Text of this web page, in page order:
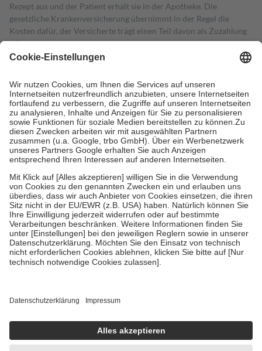
Rezept aus und der Patient erhält sie in der Apotheke. Die
gesetzliche Krankenversicherung übernimmt in der Regel die
Kosten dafür, der Versicherte trägt einen Teil davon als Zuzahlung
mit.
Grundsätzlich leisten Mitglieder Zuzahlungen in Höhe von zehn
höchstens zehn Euro.
Es sind jedoch nie mehr als die tatsächlichen
Kosten der Leistung zu entrichten.
Diese Regeln gelten grundsätzlich auch für Online-Apotheken.
Bei Heilmitteln und häuslicher Krankenpflege beträgt die
Zuzahlung zehn Prozent der Kosten sowie zehn Euro je
Verordnung.
Um das Engagement der Versicherten für ihre eigene Gesundheit zu
stärken und die besondere Stellung der Familie zu unterstützen,
fallenkeine Zuzahlungenan bei:
• Kindern und Jugendlichen bis zum vollendeten 18. Lebensjahr
mit Ausnahme der Fahrkosten
• Untersuchungen zur Vorsorge und Früherkennung, die von der
GKV getragen werden
• empfohlenen Schutzimpfungen
• Harn- und Blutteststreifen
getroffen, um sicherzustellen, dass es sich um echte Bewertungen
https://help.etrusted.com/hc/de/articles/4419944605341
Einige Bilder und Inhalte wurden unter Zuhilfenahme künstlicher